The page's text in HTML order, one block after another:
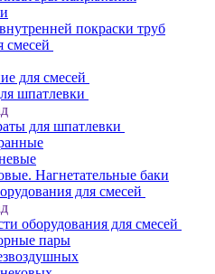
покраски труб
смесей
для смесей
шпатлевки
для шпатлевки
Нагнетательные баки
для смесей
оборудования для смесей
пары